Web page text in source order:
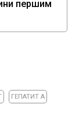
першим
ГЕПАТИТ А